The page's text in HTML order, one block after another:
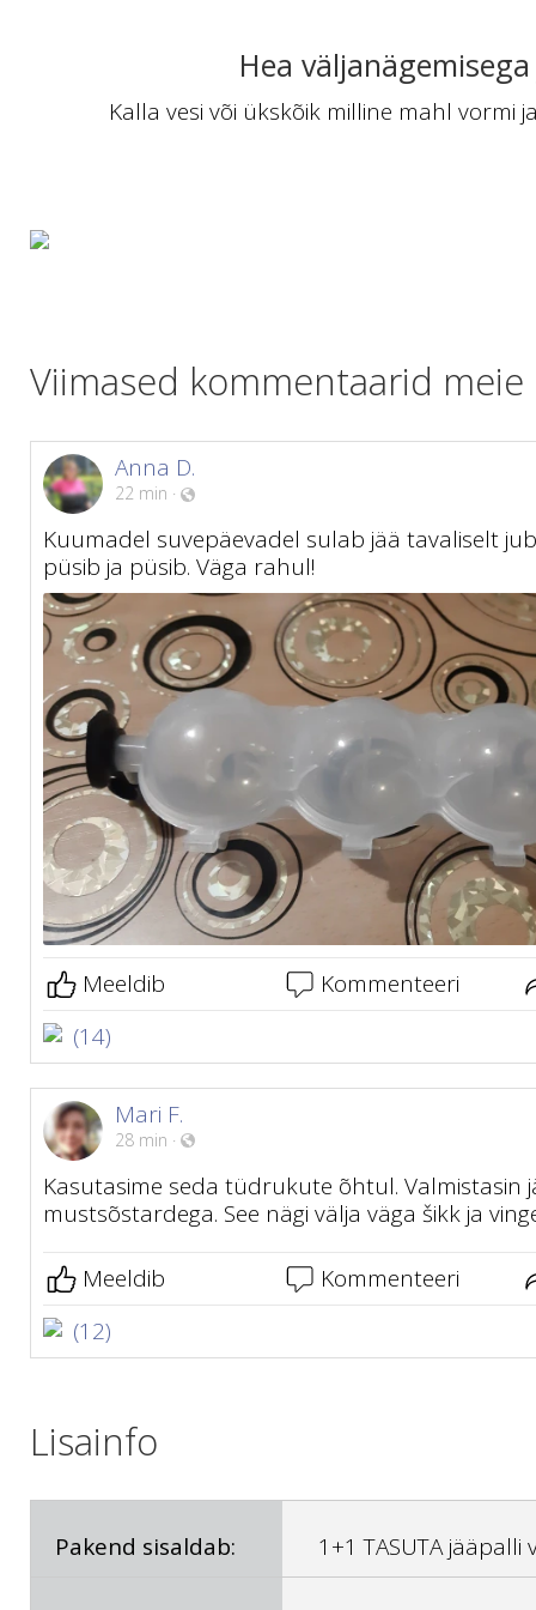
Hea
Kalla vesi või ükskõik milline mahl vormi
Viimased kommentaarid
Anna D.
22 min ·
Kuumadel suvepäevadel sulab jää tavaliselt
püsib ja püsib. Väga rahul!
Meeldib Kommenteeri
(14)
Mari F.
28 min ·
Kasutasime seda tüdrukute õhtul. Valmistasin
mustsõstardega. See nägi välja väga šikk ja
Meeldib Kommenteeri
(12)
Lisainfo
Pakend sisaldab: 1+1 TASUTA jääpalli